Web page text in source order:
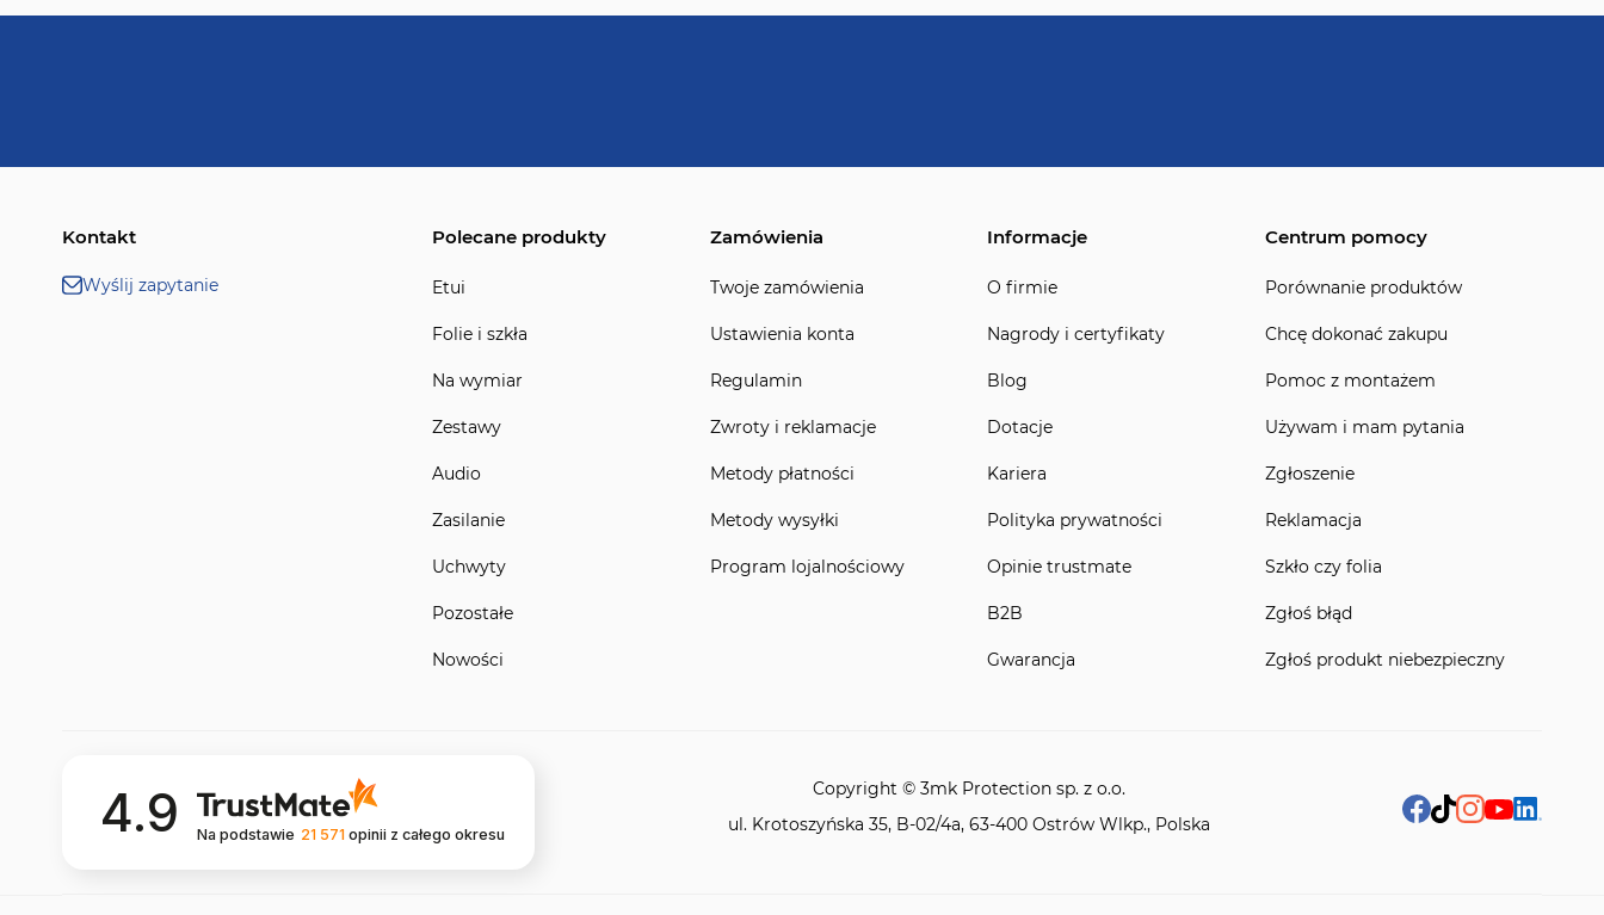
Kontakt
Wyślij zapytanie
Polecane produkty
Etui
Folie i szkła
Na wymiar
Zestawy
Audio
Zasilanie
Uchwyty
Pozostałe
Nowości
Zamówienia
Twoje zamówienia
Ustawienia konta
Regulamin
Zwroty i reklamacje
Metody płatności
Metody wysyłki
Program lojalnościowy
Informacje
O firmie
Nagrody i certyfikaty
Blog
Dotacje
Kariera
Polityka prywatności
Opinie trustmate
B2B
Gwarancja
Centrum pomocy
Porównanie produktów
Chcę dokonać zakupu
Pomoc z montażem
Używam i mam pytania
Zgłoszenie
Reklamacja
Szkło czy folia
Zgłoś błąd
Zgłoś produkt niebezpieczny
4.9 Na podstawie 21 571 opinii z całego okresu
Copyright © 3mk Protection sp. z o.o.
ul. Krotoszyńska 35, B-02/4a, 63-400 Ostrów Wlkp., Polska